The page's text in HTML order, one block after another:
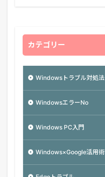
カテゴリー
Windowsトラブル対処法
WindowsエラーNo
Windows PC入門
Windows×Google活用術